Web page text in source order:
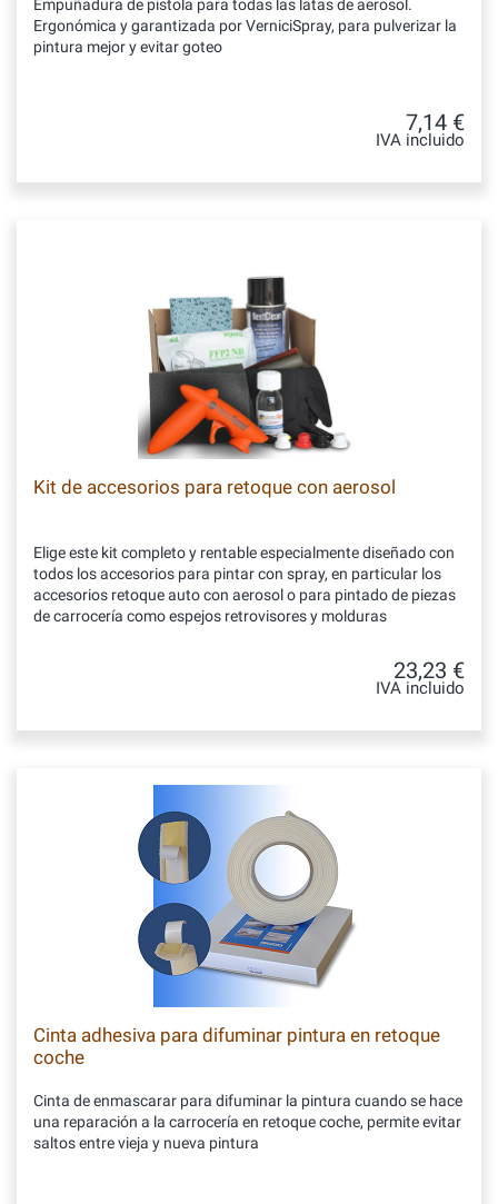
Empuñadura de pistola para todas las latas de aerosol.
Ergonómica y garantizada por VerniciSpray, para pulverizar la
pintura mejor y evitar goteo
7,14 €
IVA incluido
Kit de accesorios para retoque con aerosol
Elige este kit completo y rentable especialmente diseñado con
todos los accesorios para pintar con spray, en particular los
accesorios retoque auto con aerosol o para pintado de piezas
de carrocería como espejos retrovisores y molduras
23,23 €
IVA incluido
Cinta adhesiva para difuminar pintura en retoque
coche
Cinta de enmascarar para difuminar la pintura cuando se hace
una reparación a la carrocería en retoque coche, permite evitar
saltos entre vieja y nueva pintura